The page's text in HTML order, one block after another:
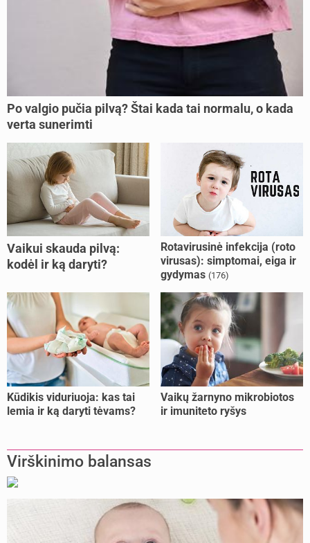
Po valgio pučia pilvą? Štai kada tai normalu, o kada
verta sunerimti
Vaikui skauda pilvą:
kodėl ir ką daryti?
Rotavirusinė infekcija (roto
virusas): simptomai, eiga ir
gydymas (176)
Kūdikis viduriuoja: kas tai
lemia ir ką daryti tėvams?
Vaikų žarnyno mikrobiotos
ir imuniteto ryšys
Virškinimo balansas